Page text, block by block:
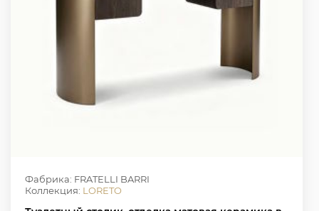
Фабрика: FRATELLI BARRI
Коллекция: LORETO